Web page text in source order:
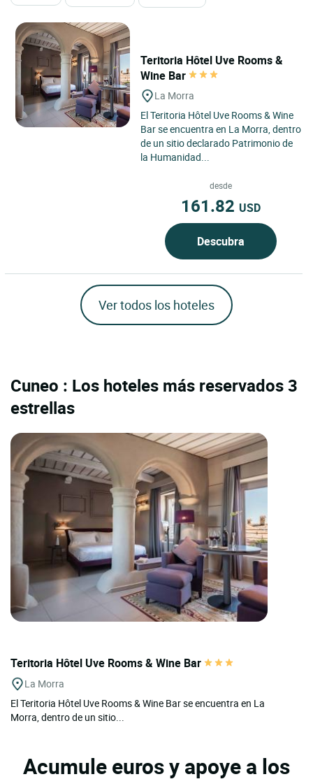
Teritoria Hôtel Uve Rooms &
Wine Bar
La Morra
El Teritoria Hôtel Uve Rooms & Wine
Bar se encuentra en La Morra, dentro
de un sitio declarado Patrimonio de
la Humanidad...
desde
161.82 USD
Descubra
Ver todos los hoteles
Cuneo : Los hoteles más reservados 3
estrellas
Teritoria Hôtel Uve Rooms & Wine Bar
La Morra
El Teritoria Hôtel Uve Rooms & Wine Bar se encuentra en La
Morra, dentro de un sitio...
Acumule euros y apoye a los